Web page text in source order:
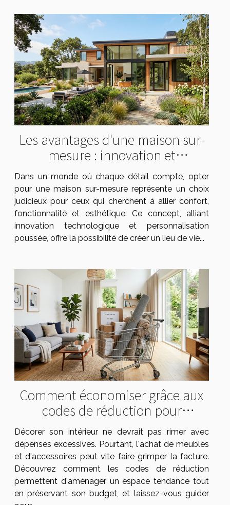
Les avantages d'une maison sur-
mesure : innovation et
personnalisation
Dans un monde où chaque détail compte, opter
pour une maison sur-mesure représente un choix
judicieux pour ceux qui cherchent à allier confort,
fonctionnalité et esthétique. Ce concept, alliant
innovation technologique et personnalisation
poussée, offre la possibilité de créer un lieu de vie...
Comment économiser grâce aux
codes de réduction pour
l'ameublement ?
Décorer son intérieur ne devrait pas rimer avec
dépenses excessives. Pourtant, l'achat de meubles
et d'accessoires peut vite faire grimper la facture.
Découvrez comment les codes de réduction
permettent d'aménager un espace tendance tout
en préservant son budget, et laissez-vous guider